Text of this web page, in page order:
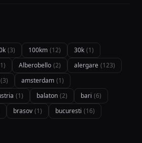
(3) 100km (12) 30k (1)
Alberobello (2) alergare (123)
(3) amsterdam (1)
(1) balaton (2) bari (6)
brasov (1) bucuresti (16)